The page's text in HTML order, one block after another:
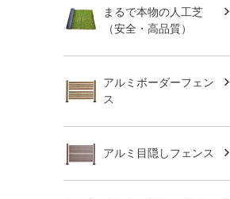
まるで本物の人工芝
（安全・高品質）
アルミボーダーフェン
ス
アルミ目隠しフェンス